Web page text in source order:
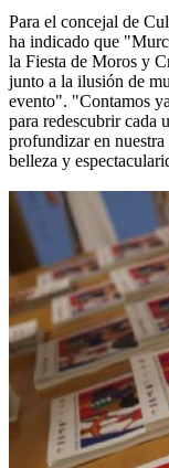
Para el concejal de
ha indicado que
la Fiesta de Moros y
junto a la ilusión de
evento". "Contamos
para redescubrir cada
profundizar en
belleza y